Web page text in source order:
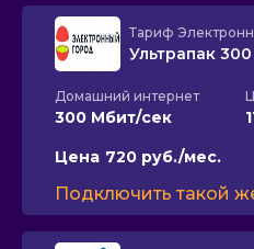
Тариф
Ультрапак 300
Домашний интернет
300 Мбит/сек
Цена 720 руб./мес.
Подключить такой